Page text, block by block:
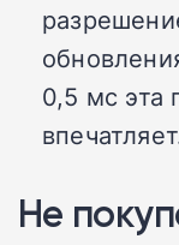
0,5 мс эта
Не